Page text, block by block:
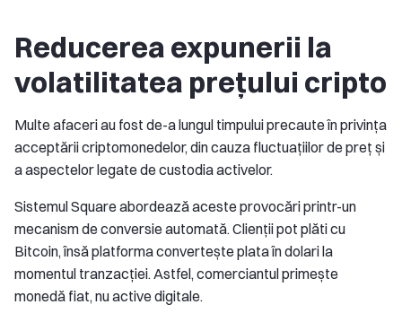
Reducerea expunerii la
volatilitatea prețului cripto
Multe afaceri au fost de-a lungul timpului precaute în privința
acceptării criptomonedelor, din cauza fluctuațiilor de preț și
a aspectelor legate de custodia activelor.
Sistemul Square abordează aceste provocări printr-un
mecanism de conversie automată. Clienții pot plăti cu
Bitcoin, însă platforma convertește plata în dolari la
momentul tranzacției. Astfel, comerciantul primește
monedă fiat, nu active digitale.